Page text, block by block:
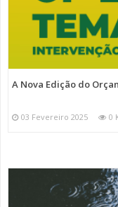
A Nova Edição do
03 Fevereiro 2025 0